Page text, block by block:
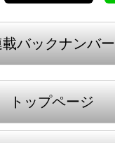
バックナンバー
トップページ